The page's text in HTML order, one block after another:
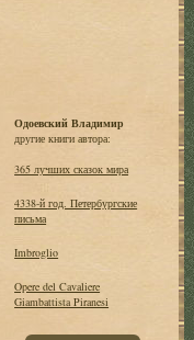
Одоевский Владимир
другие книги автора:
365 лучших сказок мира
4338-й год. Петербургские
письма
Imbroglio
Opere del Cavaliere
Giambattista Piranesi